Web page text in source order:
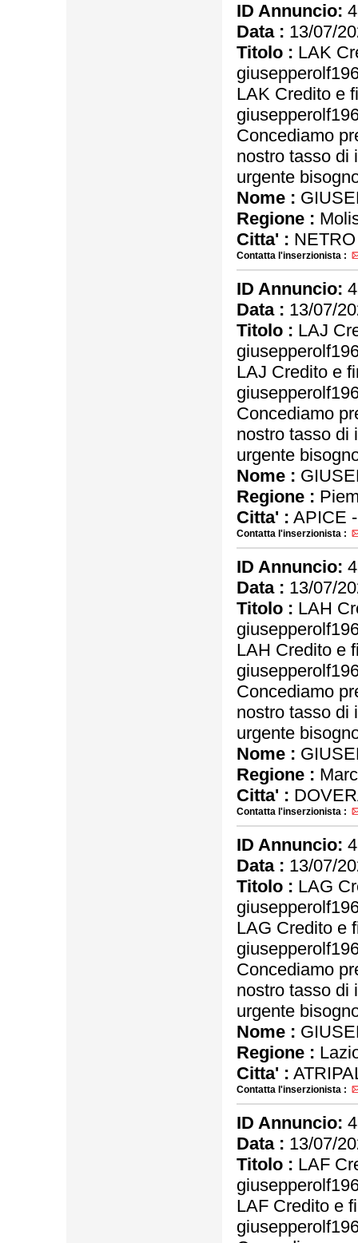
ID Annuncio:
Data : 13/07/
Titolo : LAK
LAK Credito e
Concediamo
nostro tasso di
urgente
Nome :
Regione :
Citta' :
Contatta l'inserzionista :
ID Annuncio:
Data : 13/07/
Titolo : LAJ
LAJ Credito e
Concediamo
nostro tasso di
urgente
Nome :
Regione :
Citta' : APICE
Contatta l'inserzionista :
ID Annuncio:
Data : 13/07/
Titolo : LAH
LAH Credito e
Concediamo
nostro tasso di
urgente
Nome :
Regione :
Citta' :
Contatta l'inserzionista :
ID Annuncio:
Data : 13/07/
Titolo : LAG
LAG Credito e
Concediamo
nostro tasso di
urgente
Nome :
Regione :
Citta' :
Contatta l'inserzionista :
ID Annuncio:
Data : 13/07/
Titolo : LAF
LAF Credito e